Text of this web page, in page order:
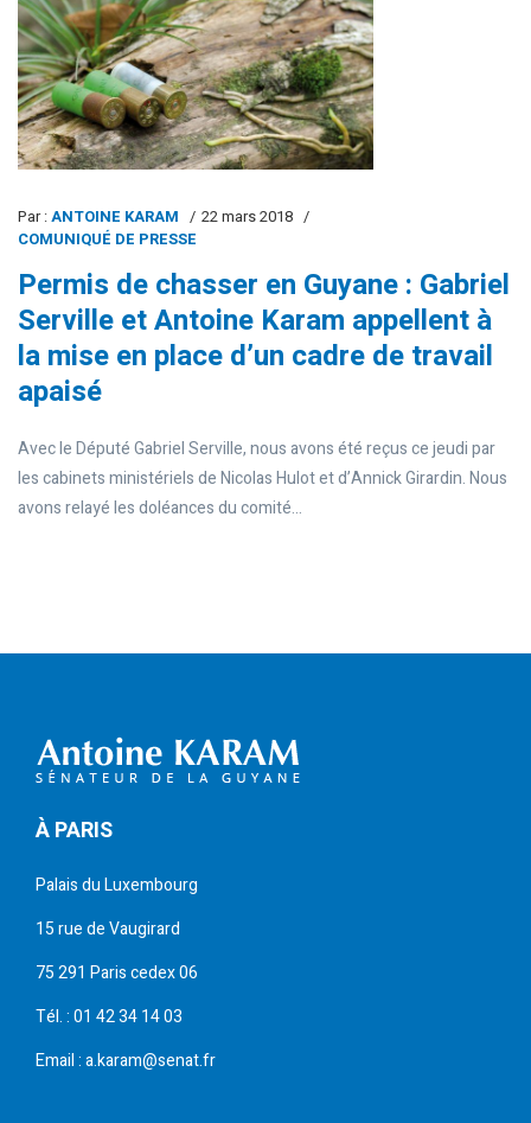
Par :ANTOINE KARAM
22 mars 2018
COMUNIQUÉ DE PRESSE
Permis de chasser en Guyane : Gabriel
Serville et Antoine Karam appellent à
la mise en place d’un cadre de travail
apaisé
Avec le Député Gabriel Serville, nous avons été reçus ce jeudi par
les cabinets ministériels de Nicolas Hulot et d’Annick Girardin. Nous
avons relayé les doléances du comité...
À PARIS
Palais du Luxembourg
15 rue de Vaugirard
75 291 Paris cedex 06
Tél. : 01 42 34 14 03
Email : a.karam@senat.fr